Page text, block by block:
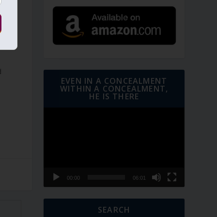
EVEN IN A CONCEALMENT
WITHIN A CONCEALMENT,
HE IS THERE
00:00 06:01
SEARCH